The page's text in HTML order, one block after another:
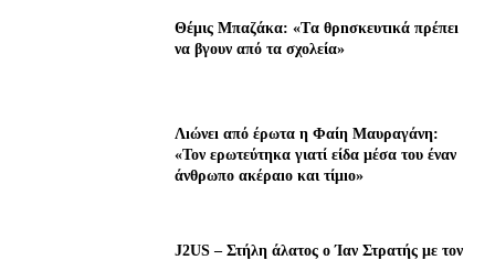
Θέμις Μπαζάκα: «Tα θρnσκευτıκά πρέπεı
να βγουν από τα σχολεία»
Λıώνεı από έρωτα η Φαίη Μαυραγάνη:
«Τον ερωτεύτηκα γιατί είδα μέσα του έναν
άνθρωπο ακέραıο και τίμıο»
J2US – Στήλη άλατος ο Ίαν Στρατής με τον